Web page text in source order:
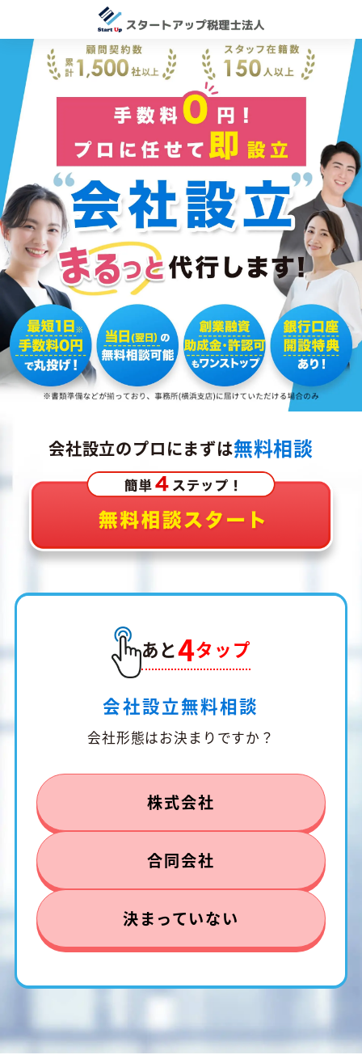
会社設立のプロにまずは無料相談
あと4タップ
会社設立無料相談
会社形態はお決まりですか？
株式会社
合同会社
決まっていない